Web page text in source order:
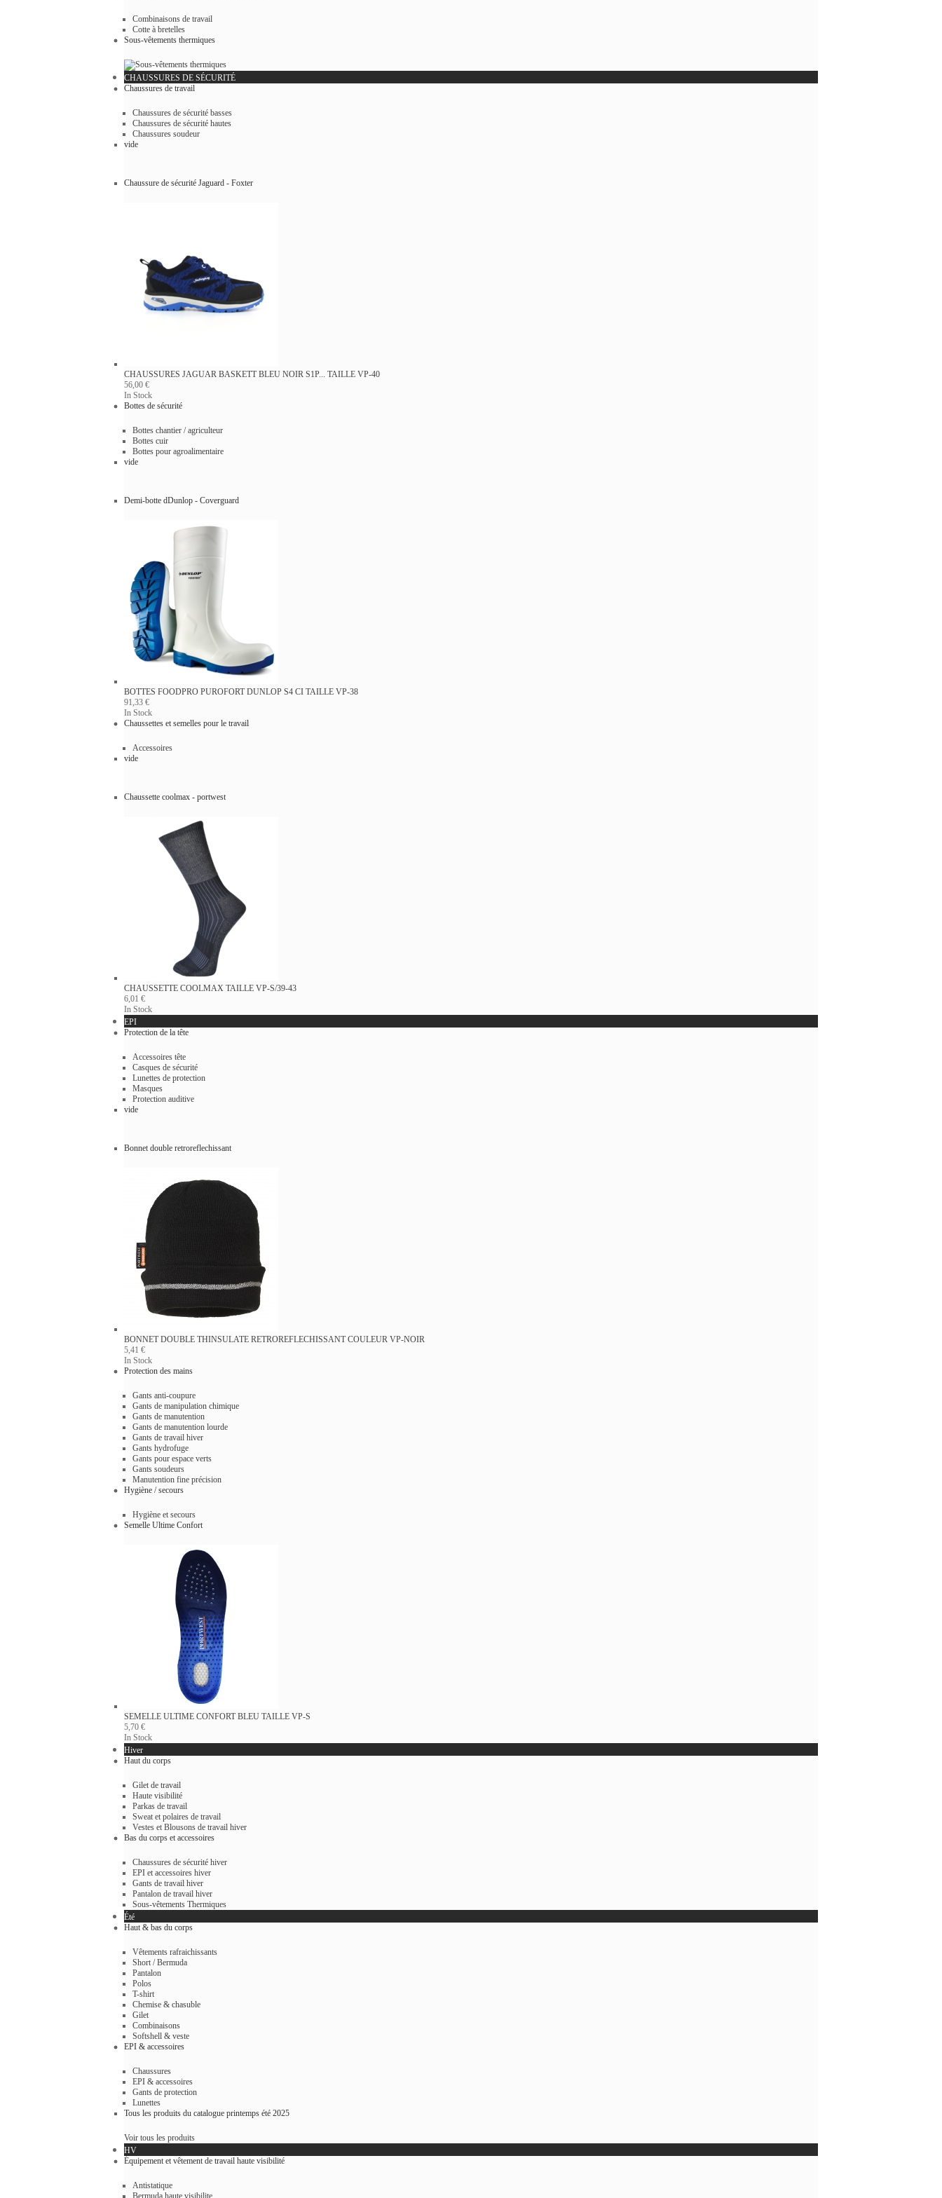
Combinaisons de travail
Cotte à bretelles
Sous-vêtements thermiques
CHAUSSURES DE SÉCURITÉ
Chaussures de travail
Chaussures de sécurité basses
Chaussures de sécurité hautes
Chaussures soudeur
vide
Chaussure de sécurité Jaguard - Foxter
CHAUSSURES JAGUAR BASKETT BLEU NOIR S1P... TAILLE VP-40
56,00 €
In Stock
Bottes de sécurité
Bottes chantier / agriculteur
Bottes cuir
Bottes pour agroalimentaire
vide
Demi-botte dDunlop - Coverguard
BOTTES FOODPRO PUROFORT DUNLOP S4 CI TAILLE VP-38
91,33 €
In Stock
Chaussettes et semelles pour le travail
Accessoires
vide
Chaussette coolmax - portwest
CHAUSSETTE COOLMAX TAILLE VP-S/39-43
6,01 €
In Stock
EPI
Protection de la tête
Accessoires tête
Casques de sécurité
Lunettes de protection
Masques
Protection auditive
vide
Bonnet double retroreflechissant
BONNET DOUBLE THINSULATE RETROREFLECHISSANTCOULEUR VP-NOIR
5,41 €
In Stock
Protection des mains
Gants anti-coupure
Gants de manipulation chimique
Gants de manutention
Gants de manutention lourde
Gants de travail hiver
Gants hydrofuge
Gants pour espace verts
Gants soudeurs
Manutention fine précision
Hygiène / secours
Hygiène et secours
Semelle Ultime Confort
SEMELLE ULTIME CONFORT BLEU TAILLE VP-S
5,70 €
In Stock
Hiver
Haut du corps
Gilet de travail
Haute visibilité
Parkas de travail
Sweat et polaires de travail
Vestes et Blousons de travail hiver
Bas du corps et accessoires
Chaussures de sécurité hiver
EPI et accessoires hiver
Gants de travail hiver
Pantalon de travail hiver
Sous-vêtements Thermiques
Été
Haut & bas du corps
Vêtements rafraichissants
Short / Bermuda
Pantalon
Polos
T-shirt
Chemise & chasuble
Gilet
Combinaisons
Softshell & veste
EPI & accessoires
Chaussures
EPI & accessoires
Gants de protection
Lunettes
Tous les produits du catalogue printemps été 2025
Voir tous les produits
HV
Équipement et vêtement de travail haute visibilité
Antistatique
Bermuda haute visibilite